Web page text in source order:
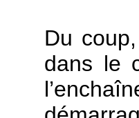
Du
dans le